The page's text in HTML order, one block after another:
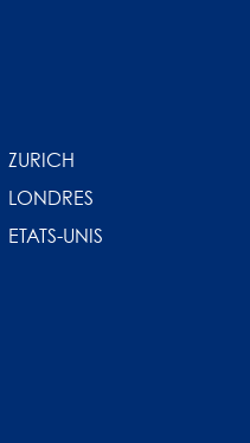
ZURICH
LONDRES
ETATS-UNIS